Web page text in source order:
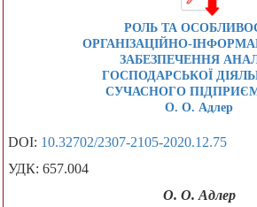
РОЛЬ ТА
ОРГАНІЗАЦІЙНО-
ЗАБЕЗПЕЧЕННЯ
ГОСПОДАРСЬКОЇ
СУЧАСНОГО
О. О. Адлер
DOI: 10.32702/2307-2105-2020.12.75
УДК: 657.004
О. О. Адлер